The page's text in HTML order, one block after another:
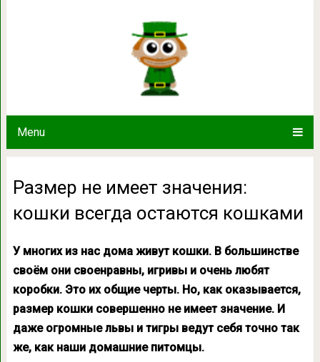
Menu
Размер не имеет значения:
Размер не имеет значения:
кошки всегда остаются кошками
У многих из нас дома живут кошки. В большинстве
своём они своенравны, игривы и очень любят
коробки. Это их общие черты. Но, как оказывается,
размер кошки совершенно не имеет значение. И
даже огромные львы и тигры ведут себя точно так
же, как наши домашние питомцы.